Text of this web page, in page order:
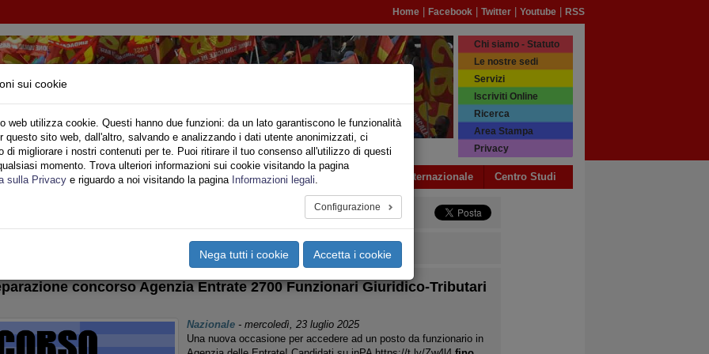
Home Facebook Twitter Youtube RSS
- CONCORSI
Chi siamo - Statuto
Le nostre sedi
Servizi
Iscriviti Online
Ricerca
Area Stampa
Privacy
Privato Territori Sociale Speciali Multimedia Internazionale Centro Studi
concorso Agenzia Entrate 2700 Funzionari Giuridico-Tributari
Nazionale- mercoledì, 23 luglio 2025
Una nuova occasione per accedere ad un posto da funzionario in
sui cookie
web utilizza cookie. Questi hanno due funzioni: da un lato garantiscono le funzionalità
questo sito web, dall'altro, salvando e analizzando i dati utente anonimizzati, ci
di migliorare i nostri contenuti per te. Puoi ritirare il tuo consenso all'utilizzo di questi
momento. Trova ulteriori informazioni sui cookie visitando la pagina
sulla Privacy e riguardo a noi visitando la pagina Informazioni legali.
Configurazione
Nega tutti i cookie Accetta i cookie